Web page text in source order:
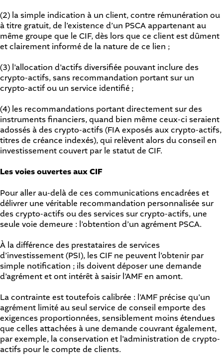
(2) la simple indication à un client, contre rémunération ou
à titre gratuit, de l’existence d’un PSCA appartenant au
même groupe que le CIF, dès lors que ce client est dûment
et clairement informé de la nature de ce lien ;
(3) l’allocation d’actifs diversifiée pouvant inclure des
crypto-actifs, sans recommandation portant sur un
crypto-actif ou un service identifié ;
(4) les recommandations portant directement sur des
instruments financiers, quand bien même ceux-ci seraient
adossés à des crypto-actifs (FIA exposés aux crypto-actifs,
titres de créance indexés), qui relèvent alors du conseil en
investissement couvert par le statut de CIF.
Les voies ouvertes aux CIF
Pour aller au-delà de ces communications encadrées et
délivrer une véritable recommandation personnalisée sur
des crypto-actifs ou des services sur crypto-actifs, une
seule voie demeure : l’obtention d’un agrément PSCA.
À la différence des prestataires de services
d’investissement (PSI), les CIF ne peuvent l’obtenir par
simple notification ; ils doivent déposer une demande
d’agrément et ont intérêt à saisir l’AMF en amont.
La contrainte est toutefois calibrée : l’AMF précise qu’un
agrément limité au seul service de conseil emporte des
exigences proportionnées, sensiblement moins étendues
que celles attachées à une demande couvrant également,
par exemple, la conservation et l’administration de crypto-
actifs pour le compte de clients.